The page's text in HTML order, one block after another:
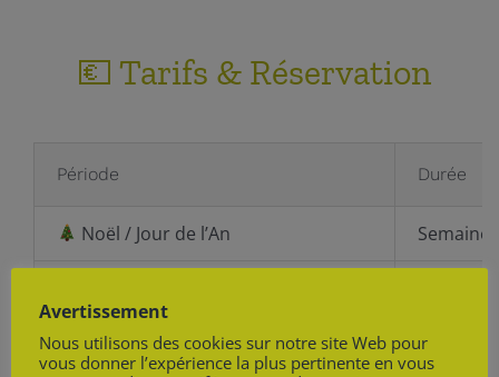
💶 Tarifs & Réservation
Période Durée
Noël / Jour de l’An
Haute saison (janvier – mars)
Avertissement
Nous utilisons des cookies sur notre site Web pour
vous donner l’expérience la plus pertinente en vous